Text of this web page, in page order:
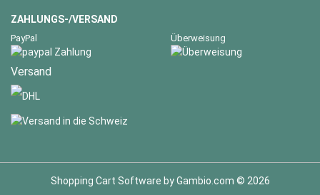
ZAHLUNGS-/VERSAND
PayPal Überweisung
Versand
Shopping Cart Software by Gambio.com © 2026